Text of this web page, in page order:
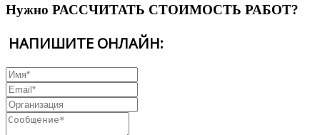
Нужно РАССЧИТАТЬ СТОИМОСТЬ РАБОТ?
НАПИШИТЕ ОНЛАЙН: